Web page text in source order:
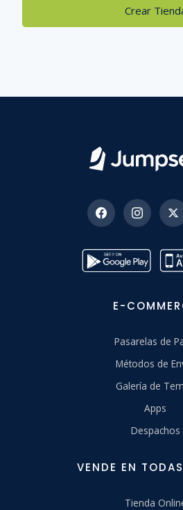
Crear
E-
Pasarelas de
Métodos de
Galería de
Apps
Despachos
VENDE EN
Tienda